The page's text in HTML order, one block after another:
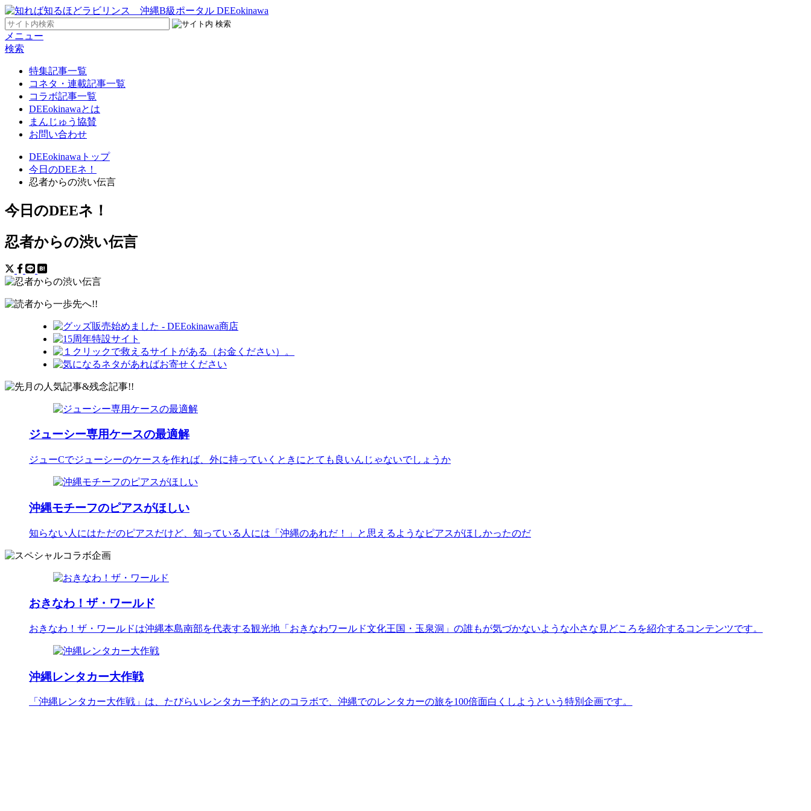
メニュー
検索
特集記事一覧
コネタ・連載記事一覧
コラボ記事一覧
DEEokinawaとは
まんじゅう協賛
お問い合わせ
DEEokinawaトップ
今日のDEEネ！
忍者からの渋い伝言
今日のDEEネ！
忍者からの渋い伝言
ジューシー専用ケースの最適解
ジューCでジューシーのケースを作れば、外に持っていくときにとても良いんじゃないでしょうか
沖縄モチーフのピアスがほしい
知らない人にはただのピアスだけど、知っている人には「沖縄のあれだ！」と思えるようなピアスがほしかったのだ
おきなわ！ザ・ワールド
おきなわ！ザ・ワールドは沖縄本島南部を代表する観光地「おきなわワールド文化王国・玉泉洞」の誰もが気づかないような小さな見どころを紹介するコンテンツです。
沖縄レンタカー大作戦
「沖縄レンタカー大作戦」は、たびらいレンタカー予約とのコラボで、沖縄でのレンタカーの旅を100倍面白くしようという特別企画です。